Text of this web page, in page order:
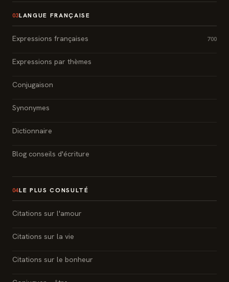
03LANGUE FRANÇAISE
Expressions françaises 700
Expressions par thèmes
Conjugaison
Synonymes
Dictionnaire
Blog conseils d'écriture
04LE PLUS CONSULTÉ
Citations sur l'amour
Citations sur la vie
Citations sur le bonheur